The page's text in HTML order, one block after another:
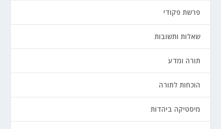
פרשת פקודי
שאלות ותשובות
תורה ומדע
הוכחות לתורה
מיסטיקה ביהדות